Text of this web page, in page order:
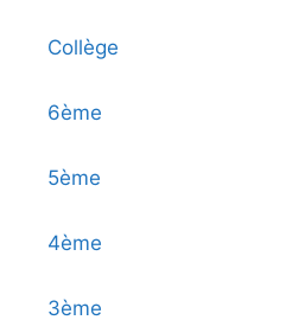
Collège
6ème
5ème
4ème
3ème